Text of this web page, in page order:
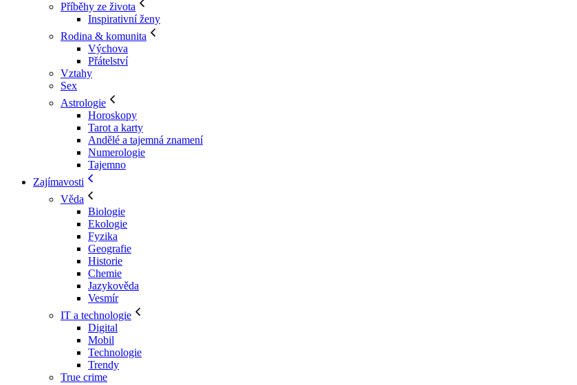
Příběhy ze života
Inspirativní ženy
Rodina & komunita
Výchova
Přátelství
Vztahy
Sex
Astrologie
Horoskopy
Tarot a karty
Andělé a tajemná znamení
Numerologie
Tajemno
Zajímavosti
Věda
Biologie
Ekologie
Fyzika
Geografie
Historie
Chemie
Jazykověda
Vesmír
IT a technologie
Digital
Mobil
Technologie
Trendy
True crime